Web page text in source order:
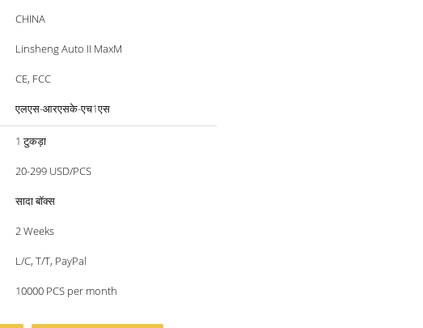
CHINA
Linsheng Auto II MaxM
CE, FCC
एलएस-आरएसके-एच1एस
1 टुकड़ा
20-299 USD/PCS
सादा बॉक्स
2 Weeks
L/C, T/T, PayPal
10000 PCS per month